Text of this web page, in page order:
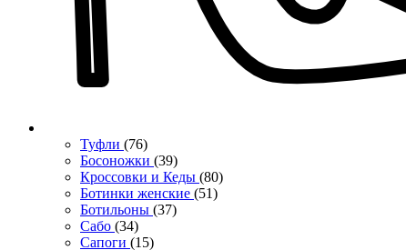
Туфли (76)
Босоножки (39)
Кроссовки и Кеды (80)
Ботинки женские (51)
Ботильоны (37)
Сабо (34)
Сапоги (15)